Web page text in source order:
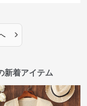
›
新着アイテム